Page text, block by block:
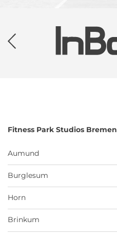
Fitness Park Studios Bremen
Aumund
Burglesum
Horn
Brinkum